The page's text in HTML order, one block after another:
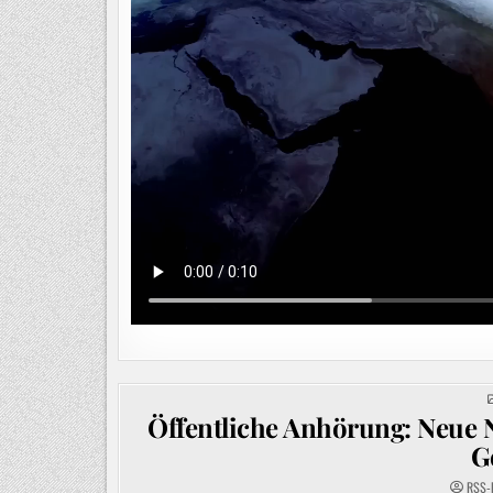
Öffentliche Anhörung: Neue
RSS-